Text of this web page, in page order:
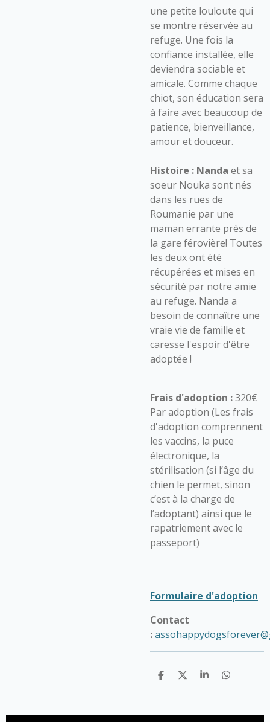
une petite louloute qui
se montre réservée au
refuge. Une fois la
confiance installée, elle
deviendra sociable et
amicale. Comme chaque
chiot, son éducation sera
à faire avec beaucoup de
patience, bienveillance,
amour et douceur.
Histoire : Nanda et sa
soeur Nouka sont nés
dans les rues de
Roumanie par une
maman errante près de
la gare férovière! Toutes
les deux ont été
récupérées et mises en
sécurité par notre amie
au refuge. Nanda a
besoin de connaître une
vraie vie de famille et
caresse l'espoir d'être
adoptée !
Frais d'adoption :320€
Par adoption (Les frais
d'adoption comprennent
les vaccins, la puce
électronique, la
stérilisation (si l’âge du
chien le permet, sinon
c’est à la charge de
l’adoptant) ainsi que le
rapatriement avec le
passeport)
Formulaire d'adoption
Contact
:
P
a
P
a
P
a
P
a